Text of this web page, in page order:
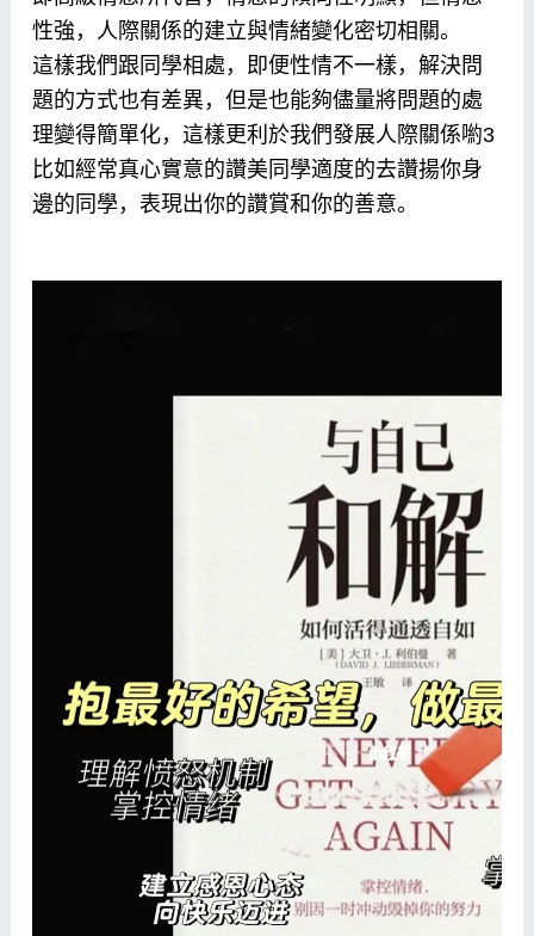
性強，人際關係的建立與情緒變化密切相關。
這樣我們跟同學相處，即便性情不一樣，解決問
題的方式也有差異，但是也能夠儘量將問題的處
理變得簡單化，這樣更利於我們發展人際關係喲3
比如經常真心實意的讚美同學適度的去讚揚你身
邊的同學，表現出你的讚賞和你的善意。